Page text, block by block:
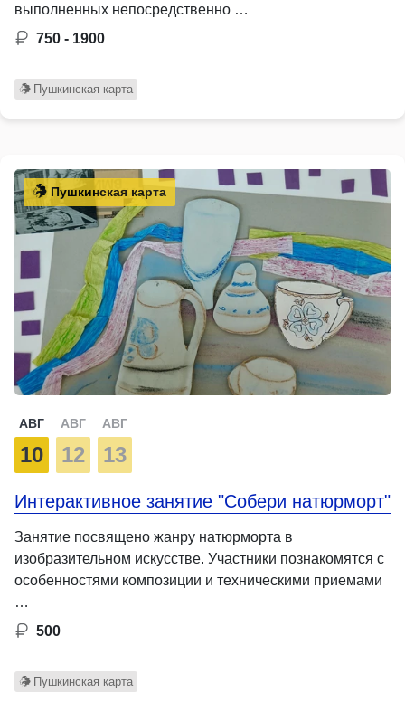
выполненных непосредственно …
750 - 1900
Пушкинская карта
Пушкинская карта
АВГ
10
АВГ
12
АВГ
13
Интерактивное занятие "Собери натюрморт"
Занятие посвящено жанру натюрморта в
изобразительном искусстве. Участники познакомятся с
особенностями композиции и техническими приемами
…
500
Пушкинская карта